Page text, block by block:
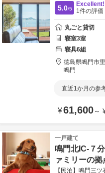
5.0/5
Excellent!
1件の評価
丸ごと貸切
寝室3室
寝具6組
徳島県鳴門市
鳴門
直近1か月の参
¥61,600～
一戸建て
鳴門北IC-７
ァミリーの
【民泊】鳴門三ツ